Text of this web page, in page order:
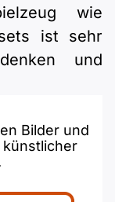
wie
ist sehr
und
Bilder und